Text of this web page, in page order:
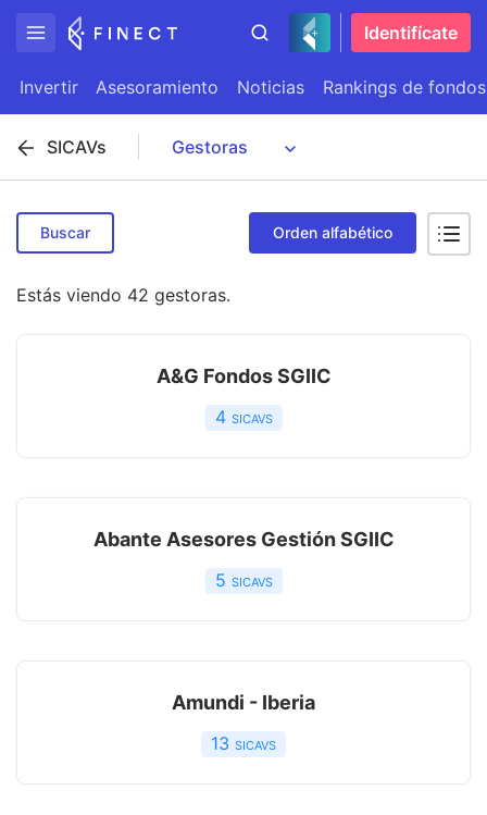
Identifícate
Invertir Asesoramiento Noticias Rankings de fondos
SICAVs
Buscar Orden alfabético
Estás viendo 42 gestoras.
A&G Fondos SGIIC
4 sicavs
Abante Asesores Gestión SGIIC
5 sicavs
Amundi - Iberia
13 sicavs